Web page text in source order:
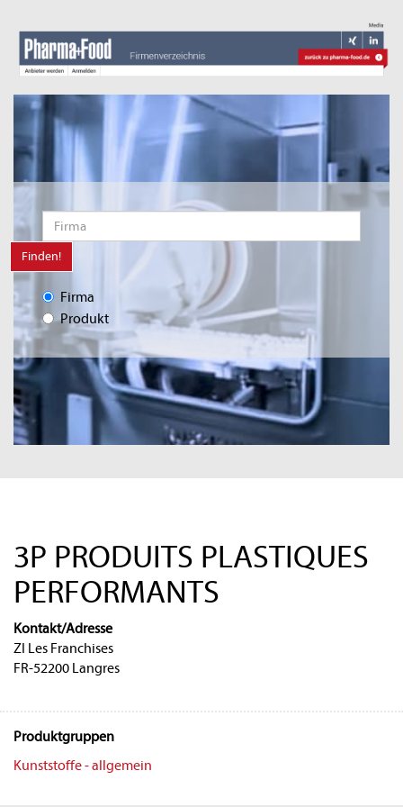
Finden!
Firma
Produkt
3P PRODUITS PLASTIQUES
PERFORMANTS
Kontakt/Adresse
ZI Les Franchises
FR-52200 Langres
Produktgruppen
Kunststoffe - allgemein